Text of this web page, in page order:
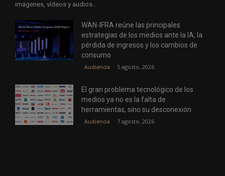
imágenes, vídeos y audios...
WAN-IFRA reúne las principales
estrategias de los medios ante la IA, la
pérdida de ingresos y los cambios de
consumo
Audiencia 5 agosto, 2026
El gran problema tecnológico de los
medios ya no es la falta de
herramientas, sino su desconexión
Audiencia 7 agosto, 2026